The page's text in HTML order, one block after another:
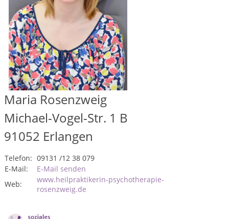
Maria Rosenzweig
Michael-Vogel-Str. 1 B
91052 Erlangen
Telefon: 09131 /12 38 079
E-Mail:
E-Mail senden
Web:
www.heilpraktikerin-psychotherapie-
rosenzweig.de